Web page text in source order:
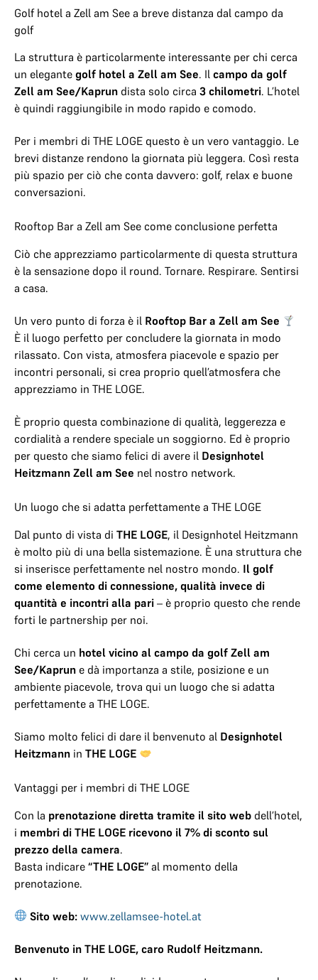
Golf hotel a Zell am See a breve distanza dal campo da
golf
La struttura è particolarmente interessante per chi cerca
un elegante golf hotel a Zell am See. Il campo da golf
Zell am See/Kaprun dista solo circa 3 chilometri. L’hotel
è quindi raggiungibile in modo rapido e comodo.
Per i membri di THE LOGE questo è un vero vantaggio. Le
brevi distanze rendono la giornata più leggera. Così resta
più spazio per ciò che conta davvero: golf, relax e buone
conversazioni.
Rooftop Bar a Zell am See come conclusione perfetta
Ciò che apprezziamo particolarmente di questa struttura
è la sensazione dopo il round. Tornare. Respirare. Sentirsi
a casa.
Un vero punto di forza è il Rooftop Bar a Zell am See
È il luogo perfetto per concludere la giornata in modo
rilassato. Con vista, atmosfera piacevole e spazio per
incontri personali, si crea proprio quell’atmosfera che
apprezziamo in THE LOGE.
È proprio questa combinazione di qualità, leggerezza e
cordialità a rendere speciale un soggiorno. Ed è proprio
per questo che siamo felici di avere il Designhotel
Heitzmann Zell am See nel nostro network.
Un luogo che si adatta perfettamente a THE LOGE
Dal punto di vista di THE LOGE, il Designhotel Heitzmann
è molto più di una bella sistemazione. È una struttura che
si inserisce perfettamente nel nostro mondo. Il golf
come elemento di connessione, qualità invece di
quantità e incontri alla pari – è proprio questo che rende
forti le partnership per noi.
Chi cerca un hotel vicino al campo da golf Zell am
See/Kaprun e dà importanza a stile, posizione e un
ambiente piacevole, trova qui un luogo che si adatta
perfettamente a THE LOGE.
Siamo molto felici di dare il benvenuto al Designhotel
Heitzmann in THE LOGE
Vantaggi per i membri di THE LOGE
Con la prenotazione diretta tramite il sito web dell’hotel,
i membri di THE LOGE ricevono il 7% di sconto sul
prezzo della camera.
Basta indicare “THE LOGE” al momento della
prenotazione.
Sito web: www.zellamsee-hotel.at
Benvenuto in THE LOGE, caro Rudolf Heitzmann.